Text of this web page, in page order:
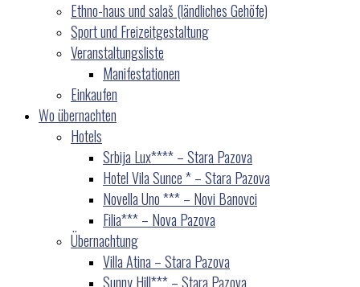
Ethno-haus und salaš (ländliches Gehöfe)
Sport und Freizeitgestaltung
Veranstaltungsliste
Manifestationen
Einkaufen
Wo übernachten
Hotels
Srbija Lux**** – Stara Pazova
Hotel Vila Sunce * – Stara Pazova
Novella Uno *** – Novi Banovci
Filia*** – Nova Pazova
Übernachtung
Villa Atina – Stara Pazova
Sunny Hill*** – Stara Pazova